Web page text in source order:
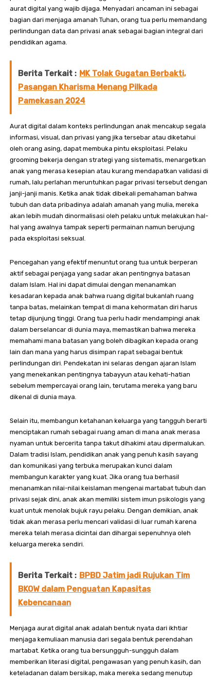
aurat digital yang wajib dijaga. Menyadari ancaman ini sebagai
bagian dari menjaga amanah Tuhan, orang tua perlu memandang
perlindungan data dan privasi anak sebagai bagian integral dari
pendidikan agama.
Berita Terkait : MK Tolak Gugatan Berbakti,
Pasangan Kharisma Menang Pilkada
Pamekasan 2024
Aurat digital dalam konteks perlindungan anak mencakup segala
informasi, visual, dan privasi yang jika tersebar atau diketahui
oleh orang asing, dapat membuka pintu eksploitasi. Pelaku
grooming bekerja dengan strategi yang sistematis, menargetkan
anak yang merasa kesepian atau kurang mendapatkan validasi di
rumah, lalu perlahan meruntuhkan pagar privasi tersebut dengan
janji-janji manis. Ketika anak tidak dibekali pemahaman bahwa
tubuh dan data pribadinya adalah amanah yang mulia, mereka
akan lebih mudah dinormalisasi oleh pelaku untuk melakukan hal-
hal yang awalnya tampak seperti permainan namun berujung
pada eksploitasi seksual.
Pencegahan yang efektif menuntut orang tua untuk berperan
aktif sebagai penjaga yang sadar akan pentingnya batasan
dalam Islam. Hal ini dapat dimulai dengan menanamkan
kesadaran kepada anak bahwa ruang digital bukanlah ruang
tanpa batas, melainkan tempat di mana kehormatan diri harus
tetap dijunjung tinggi. Orang tua perlu hadir mendampingi anak
dalam berselancar di dunia maya, memastikan bahwa mereka
memahami mana batasan yang boleh dibagikan kepada orang
lain dan mana yang harus disimpan rapat sebagai bentuk
perlindungan diri. Pendekatan ini selaras dengan ajaran Islam
yang menekankan pentingnya tabayyun atau kehati-hatian
sebelum mempercayai orang lain, terutama mereka yang baru
dikenal di dunia maya.
Selain itu, membangun ketahanan keluarga yang tangguh berarti
menciptakan rumah sebagai ruang aman di mana anak merasa
nyaman untuk bercerita tanpa takut dihakimi atau dipermalukan.
Dalam tradisi Islam, pendidikan anak yang penuh kasih sayang
dan komunikasi yang terbuka merupakan kunci dalam
membangun karakter yang kuat. Jika orang tua berhasil
menanamkan nilai-nilai keislaman mengenai martabat tubuh dan
privasi sejak dini, anak akan memiliki sistem imun psikologis yang
kuat untuk menolak bujuk rayu pelaku. Dengan demikian, anak
tidak akan merasa perlu mencari validasi di luar rumah karena
mereka telah merasa dicintai dan dihargai sepenuhnya oleh
keluarga mereka sendiri.
Berita Terkait : BPBD Jatim jadi Rujukan Tim
BKOW dalam Penguatan Kapasitas
Kebencanaan
Menjaga aurat digital anak adalah bentuk nyata dari ikhtiar
menjaga kemuliaan manusia dari segala bentuk perendahan
martabat. Ketika orang tua bersungguh-sungguh dalam
memberikan literasi digital, pengawasan yang penuh kasih, dan
keteladanan dalam bersikap, maka mereka sedang menutup